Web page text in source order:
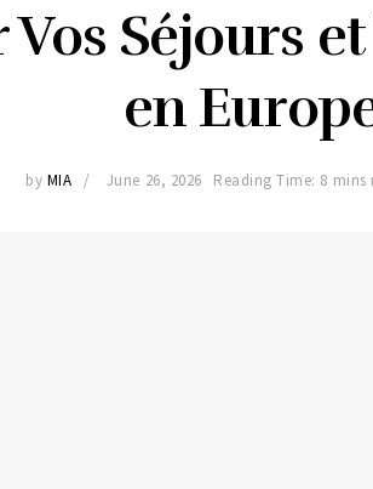
Séjours
en
by MIA June 26, 2026 Reading Time: 8 mins